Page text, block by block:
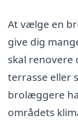
At vælge en
give dig
skal renovere
terrasse eller
brolæggere
områdets